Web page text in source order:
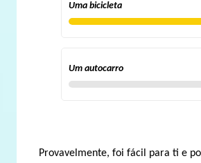
Uma bicicleta
Um autocarro
Provavelmente, foi fácil para ti e